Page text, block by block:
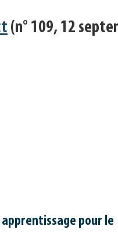
(n° 109, 12
pour le